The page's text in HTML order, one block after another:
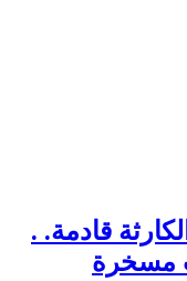
قادمة. .
مسخرة